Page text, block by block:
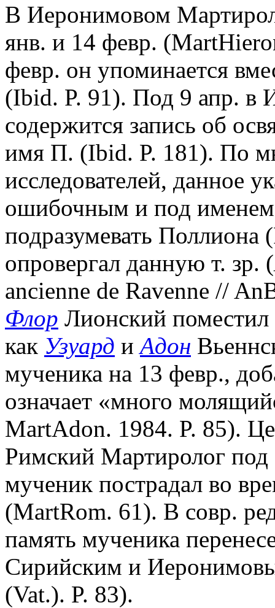
В Иеронимовом
янв. и 14 февр.
февр. он упоминается
(Ibid. P. 91). Под 9 апр. в
содержится запись об
имя П. (Ibid. P. 181). По
исследователей, данное
ошибочным и под
подразумевать
опровергал данную т. зр. (
ancienne de Ravenne //
Флор Лионский
как Узуард иАдон
мученика на 13 февр.,
означает «много
MartAdon. 1984. P. 85).
Римский Мартиролог под
мученик пострадал во
(MartRom. 61). В совр.
память мученика
Сирийским и
(Vat.). P. 83).